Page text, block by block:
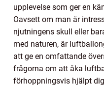
upplevelse som ger en
Oavsett om man är
njutningens skull eller
med naturen, är
att ge en omfattande
frågorna om att åka
förhoppningsvis hjälpt